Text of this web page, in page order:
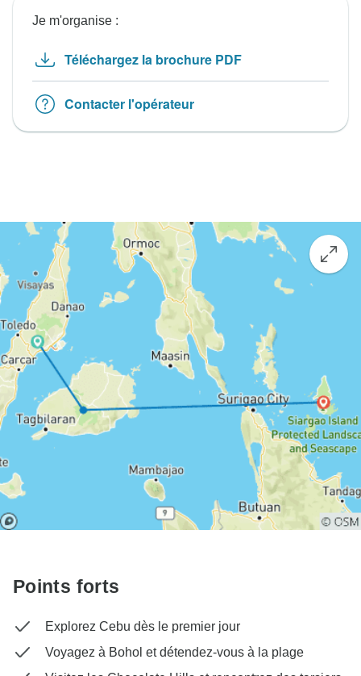
Je m'organise :
Téléchargez la brochure PDF
Contacter l'opérateur
Points forts
Explorez Cebu dès le premier jour
Voyagez à Bohol et détendez-vous à la plage